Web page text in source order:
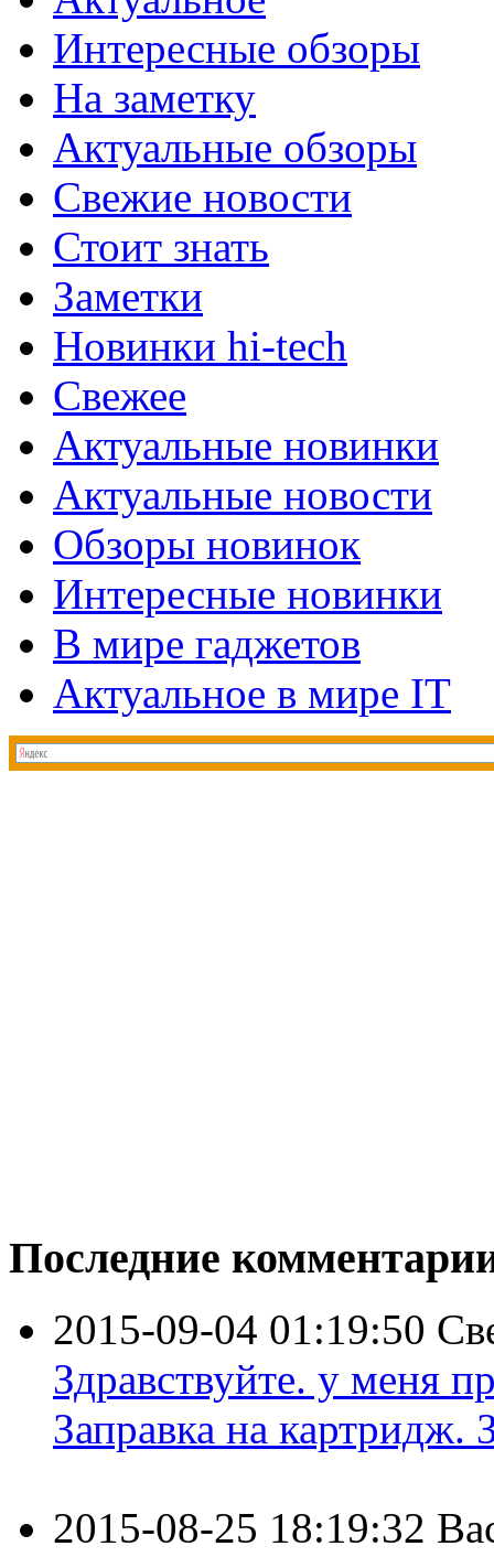
Интересные обзоры
На заметку
Актуальные обзоры
Свежие новости
Стоит знать
Заметки
Новинки hi-tech
Свежее
Актуальные новинки
Актуальные новости
Обзоры новинок
Интересные новинки
В мире гаджетов
Актуальное в мире IT
Последние
2015-09-04 01:19:50
Здравствуйте. у меня
Заправка на картридж.
2015-08-25 18:19:32